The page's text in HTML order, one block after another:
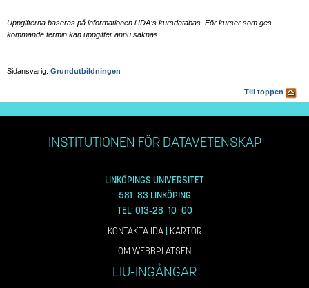
Uppgifterna baseras på informationen i IDA:s kursdatabas. För kurser som ges
kommande termin kan uppgifter ännu saknas.
Sidansvarig: Grundutbildningen
Till toppen
INSTITUTIONEN FÖR DATAVETENSKAP
LINKÖPINGS UNIVERSITET
581 83 LINKÖPING
TEL: 013-28 10 00
KONTAKTA IDA| KARTOR
OM WEBBPLATSEN
LIU-INGÅNGAR